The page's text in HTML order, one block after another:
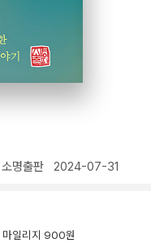
소명출판 2024-07-31
마일리지 900원